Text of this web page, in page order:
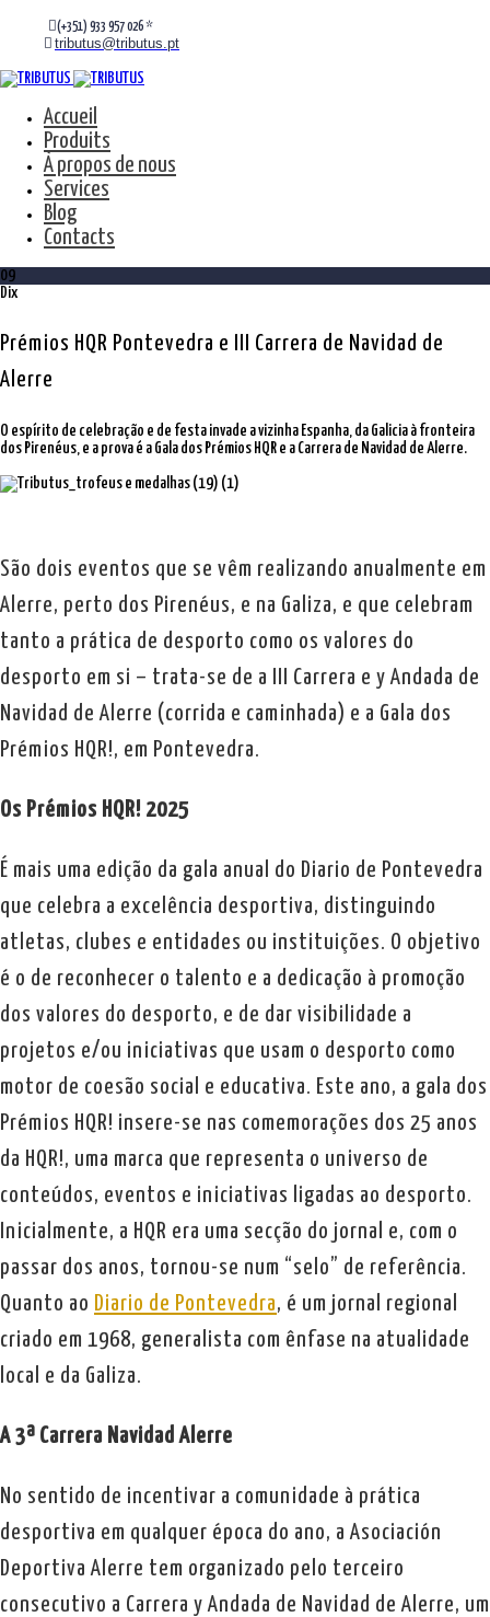
(+351) 933 957 026 *
tributus@tributus.pt
Accueil
Produits
À propos de nous
Services
Blog
Contacts
09
Dix
Prémios HQR Pontevedra e III Carrera de Navidad de
Alerre
O espírito de celebração e de festa invade a vizinha Espanha, da Galicia à fronteira
dos Pirenéus, e a prova é a Gala dos Prémios HQR e a Carrera de Navidad de Alerre.
São dois eventos que se vêm realizando anualmente em
Alerre, perto dos Pirenéus, e na Galiza, e que celebram
tanto a prática de desporto como os valores do
desporto em si – trata-se de a III Carrera e y Andada de
Navidad de Alerre (corrida e caminhada) e a Gala dos
Prémios HQR!, em Pontevedra.
Os Prémios HQR! 2025
É mais uma edição da gala anual do Diario de Pontevedra
que celebra a excelência desportiva, distinguindo
atletas, clubes e entidades ou instituições. O objetivo
é o de reconhecer o talento e a dedicação à promoção
dos valores do desporto, e de dar visibilidade a
projetos e/ou iniciativas que usam o desporto como
motor de coesão social e educativa. Este ano, a gala dos
Prémios HQR! insere-se nas comemorações dos 25 anos
da HQR!, uma marca que representa o universo de
conteúdos, eventos e iniciativas ligadas ao desporto.
Inicialmente, a HQR era uma secção do jornal e, com o
passar dos anos, tornou-se num “selo” de referência.
Quanto ao Diario de Pontevedra, é um jornal regional
criado em 1968, generalista com ênfase na atualidade
local e da Galiza.
A 3ª Carrera Navidad Alerre
No sentido de incentivar a comunidade à prática
desportiva em qualquer época do ano, a Asociación
Deportiva Alerre tem organizado pelo terceiro
consecutivo a Carrera y Andada de Navidad de Alerre, um